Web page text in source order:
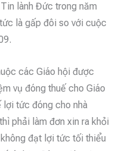
lành Đức trong năm
là gấp đôi so với cuộc
các Giáo hội được
vụ đóng thuế cho Giáo
lợi tức đóng cho nhà
phải làm đơn xin ra khỏi
đạt lợi tức tối thiểu